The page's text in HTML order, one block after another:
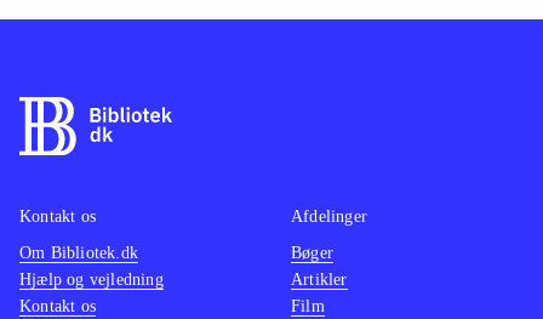
Kontakt os
Om Bibliotek.dk
Hjælp og vejledning
Kontakt os
Afdelinger
Bøger
Artikler
Film